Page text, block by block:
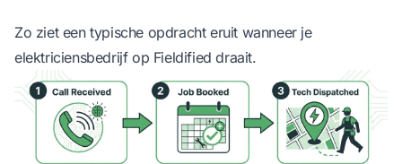
Zo ziet een typische opdracht eruit wanneer je
elektriciensbedrijf op Fieldified draait.